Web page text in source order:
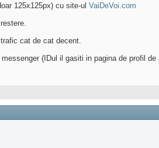
125x125px) cu site-ul VaiDeVoi.com
cat de cat decent.
(IDul il gasiti in pagina de profil de